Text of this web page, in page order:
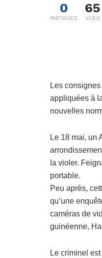
0
PARTAGES
65
VUES
Les
appliquées à
nouvelles
Le 18 mai, un
la violer.
portable.
Peu après,
qu’une
caméras de
guinéenne,
Le criminel